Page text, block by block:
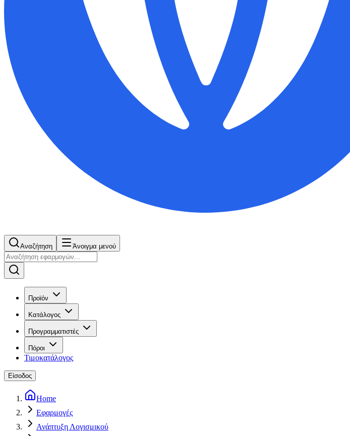
Αναζήτηση Άνοιγμα μενού
Προϊόν
Κατάλογος
Προγραμματιστές
Πόροι
Τιμοκατάλογος
Είσοδος
Home
Εφαρμογές
Ανάπτυξη Λογισμικού